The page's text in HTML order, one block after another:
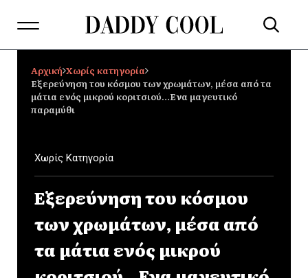
Αρχική Χωρίς κατηγορία
Εξερεύνηση του κόσμου των χρωμάτων, μέσα από τα
μάτια ενός μικρού κοριτσιού…Ενα μαγευτικό
παραμύθι
Χωρίς Κατηγορία
Εξερεύνηση του κόσμου
των χρωμάτων, μέσα από
τα μάτια ενός μικρού